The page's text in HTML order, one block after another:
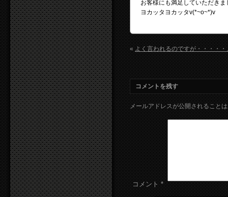
お客様にも満足していただきま
ヨカッタヨカッタv(*~o~*)v
« よく言われるのですが・・・・・
コメントを残す
メールアドレスが公開されること
コメント *